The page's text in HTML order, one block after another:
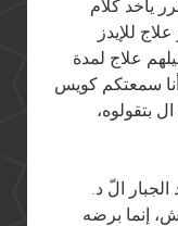
ياخد كلام
للإيدز
علاج لمدة
سمعتكم كويس
بتقولوه،
الّ د.
إنما برضه